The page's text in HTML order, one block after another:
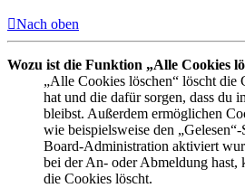
Nach oben
Wozu ist die Funktion „Alle Cookies
„Alle Cookies löschen“ löscht die
hat und die dafür sorgen, dass du
bleibst. Außerdem ermöglichen
wie beispielsweise den
Board-Administration aktiviert
bei der An- oder Abmeldung hast,
die Cookies löscht.